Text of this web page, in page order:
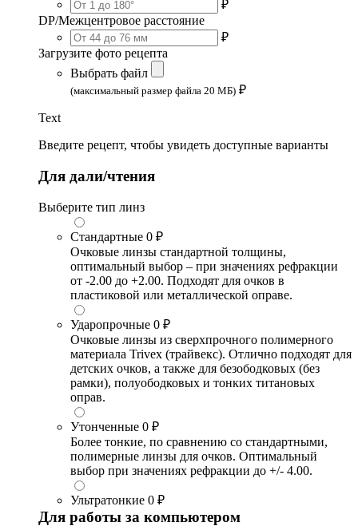
₽
DP/Межцентровое расстояние
₽
Загрузите фото рецепта
Выбрать файл
(максимальный размер файла 20 МБ) ₽
Text
Введите рецепт, чтобы увидеть доступные варианты
Для дали/чтения
Выберите тип линз
Стандартные 0 ₽
Очковые линзы стандартной толщины,
оптимальный выбор – при значениях рефракции
от -2.00 до +2.00. Подходят для очков в
пластиковой или металлической оправе.
Ударопрочные 0 ₽
Очковые линзы из сверхпрочного полимерного
материала Trivex (трайвекс). Отлично подходят для
детских очков, а также для безободковых (без
рамки), полуободковых и тонких титановых
оправ.
Утонченные 0 ₽
Более тонкие, по сравнению со стандартными,
полимерные линзы для очков. Оптимальный
выбор при значениях рефракции до +/- 4.00.
Ультратонкие 0 ₽
Для работы за компьютером